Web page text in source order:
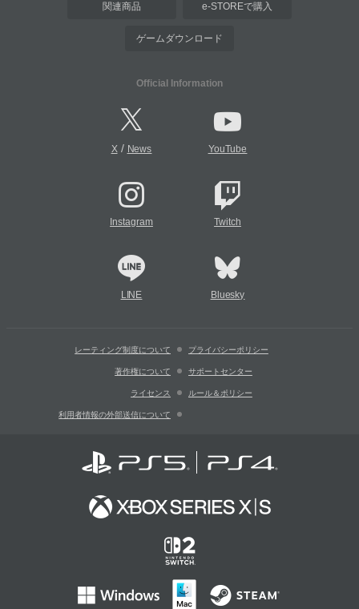
関連商品 e-STOREで購入
ゲームダウンロード
Official Information
X/ News YouTube
Instagram Twitch
LINE Bluesky
レーティング制度について プライバシーポリシー
著作権について サポートセンター
ライセンス ルール＆ポリシー
利用者情報の外部送信について